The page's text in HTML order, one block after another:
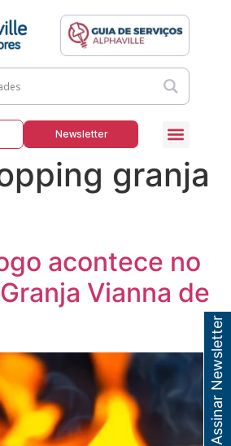
Newsletter
granja
acontece no
Vianna de
Assinar Newsletter